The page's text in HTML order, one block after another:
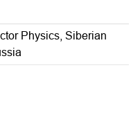
Physics, Siberian